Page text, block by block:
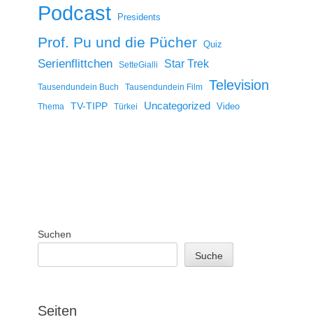
Podcast Presidents
Prof. Pu und die Pücher Quiz
Serienflittchen SetteGialli Star Trek
Tausendundein Buch Tausendundein Film Television
Thema TV-TIPP Türkei Uncategorized Video
Suchen
Suche
Seiten